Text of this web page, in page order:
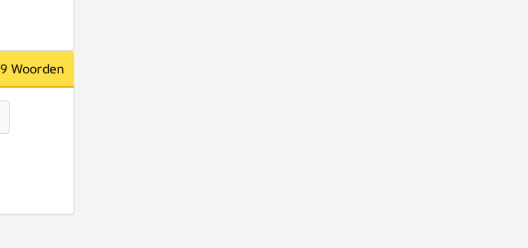
9 Woorden